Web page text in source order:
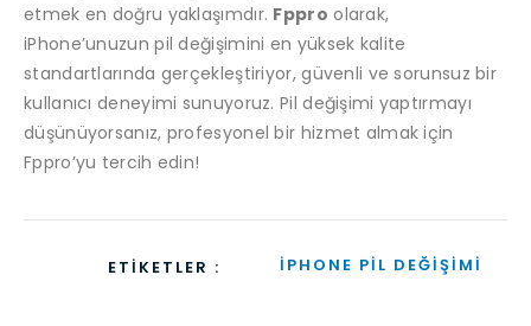
etmek en doğru yaklaşımdır. Fppro olarak,
iPhone’unuzun pil değişimini en yüksek kalite
standartlarında gerçekleştiriyor, güvenli ve sorunsuz bir
kullanıcı deneyimi sunuyoruz. Pil değişimi yaptırmayı
düşünüyorsanız, profesyonel bir hizmet almak için
Fppro’yu tercih edin!
ETIKETLER : IPHONE PIL DEĞIŞIMI